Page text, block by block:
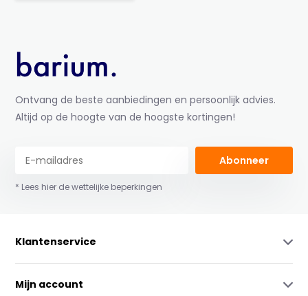
Ontvang de beste aanbiedingen en persoonlijk advies.
Altijd op de hoogte van de hoogste kortingen!
Abonneer
* Lees hier de wettelijke beperkingen
Klantenservice
Mijn account